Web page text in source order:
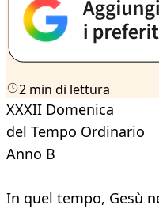
2 min di lettura
XXXII Domenica
del Tempo Ordinario
Anno B
In quel tempo, Gesù